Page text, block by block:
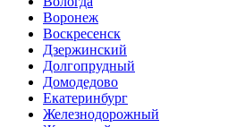
Воронеж
Воскресенск
Дзержинский
Долгопрудный
Домодедово
Екатеринбург
Железнодорожный